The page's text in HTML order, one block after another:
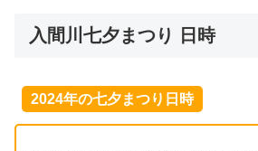
入間川七夕まつり 日時
2024年の七夕まつり日時